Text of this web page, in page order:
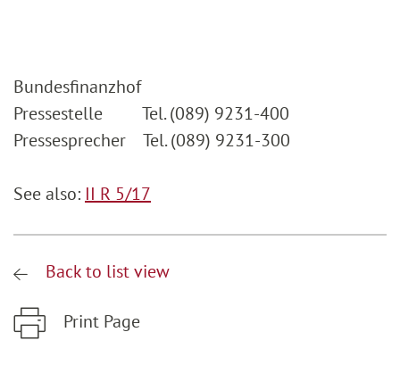
Bundesfinanzhof
Pressestelle Tel. (089) 9231-400
Pressesprecher Tel. (089) 9231-300
See also: II R 5/17
Back to list view
Print Page